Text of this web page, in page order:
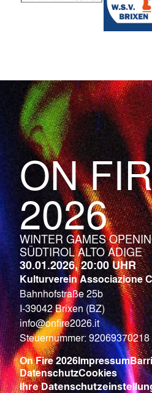
ON
2026
WINTER GAMES
SÜDTIROL ALTO ADIGE
30.01.2026, 20:00 UHR
Kulturverein Associazione
Bahnhofstraße 25b
I-39042 Brixen (BZ)
info@onfire2026.it
Steuernummer: 92069370218
On Fire 2026Impressum
DatenschutzCookies
Ihre